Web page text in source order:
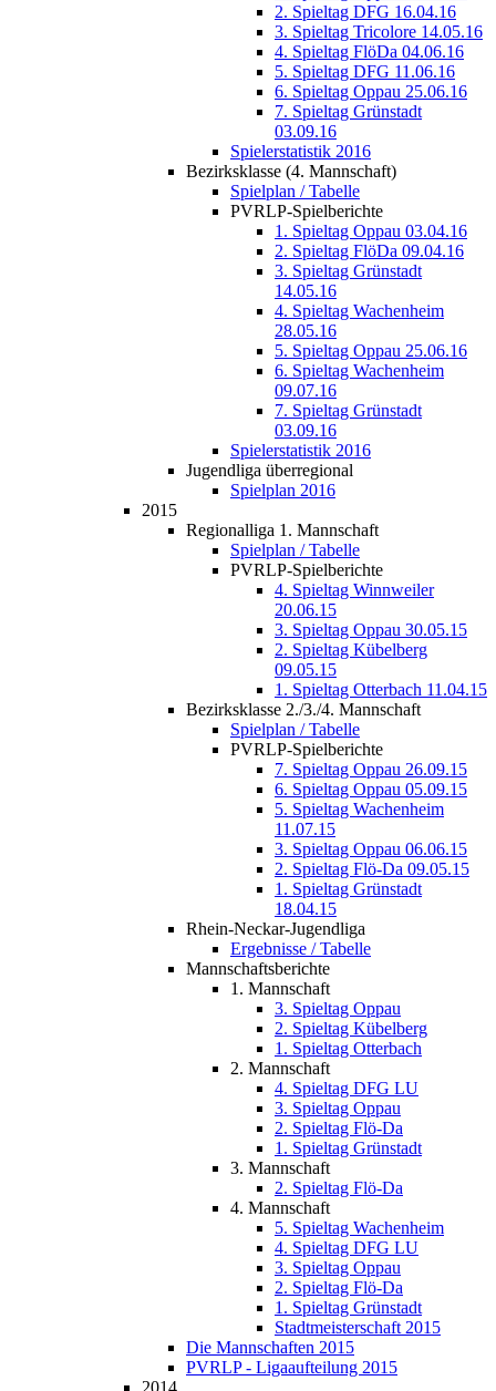
2. Spieltag DFG 16.04.16
3. Spieltag Tricolore 14.05.16
4. Spieltag FlöDa 04.06.16
5. Spieltag DFG 11.06.16
6. Spieltag Oppau 25.06.16
7. Spieltag Grünstadt
03.09.16
Spielerstatistik 2016
Bezirksklasse (4. Mannschaft)
Spielplan / Tabelle
PVRLP-Spielberichte
1. Spieltag Oppau 03.04.16
2. Spieltag FlöDa 09.04.16
3. Spieltag Grünstadt
14.05.16
4. Spieltag Wachenheim
28.05.16
5. Spieltag Oppau 25.06.16
6. Spieltag Wachenheim
09.07.16
7. Spieltag Grünstadt
03.09.16
Spielerstatistik 2016
Jugendliga überregional
Spielplan 2016
2015
Regionalliga 1. Mannschaft
Spielplan / Tabelle
PVRLP-Spielberichte
4. Spieltag Winnweiler
20.06.15
3. Spieltag Oppau 30.05.15
2. Spieltag Kübelberg
09.05.15
1. Spieltag Otterbach 11.04.15
Bezirksklasse 2./3./4. Mannschaft
Spielplan / Tabelle
PVRLP-Spielberichte
7. Spieltag Oppau 26.09.15
6. Spieltag Oppau 05.09.15
5. Spieltag Wachenheim
11.07.15
3. Spieltag Oppau 06.06.15
2. Spieltag Flö-Da 09.05.15
1. Spieltag Grünstadt
18.04.15
Rhein-Neckar-Jugendliga
Ergebnisse / Tabelle
Mannschaftsberichte
1. Mannschaft
3. Spieltag Oppau
2. Spieltag Kübelberg
1. Spieltag Otterbach
2. Mannschaft
4. Spieltag DFG LU
3. Spieltag Oppau
2. Spieltag Flö-Da
1. Spieltag Grünstadt
3. Mannschaft
2. Spieltag Flö-Da
4. Mannschaft
5. Spieltag Wachenheim
4. Spieltag DFG LU
3. Spieltag Oppau
2. Spieltag Flö-Da
1. Spieltag Grünstadt
Stadtmeisterschaft 2015
Die Mannschaften 2015
PVRLP - Ligaaufteilung 2015
2014